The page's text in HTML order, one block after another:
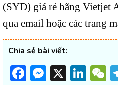
(SYD) giá rẻ hãng Vietjet
qua email hoặc các trang
Chia sẻ bài viết:
Facebook
X